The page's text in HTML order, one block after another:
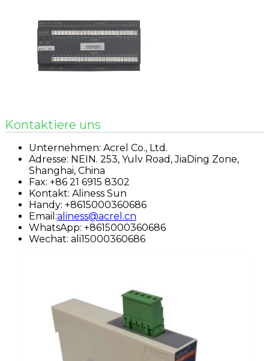
Kontaktiere uns
Unternehmen: Acrel Co., Ltd.
Adresse: NEIN. 253, Yulv Road, JiaDing Zone,
Shanghai, China
Fax: +86 21 6915 8302
Kontakt: Aliness Sun
Handy: +8615000360686
Email:aliness@acrel.cn
WhatsApp: +8615000360686
Wechat: ali15000360686